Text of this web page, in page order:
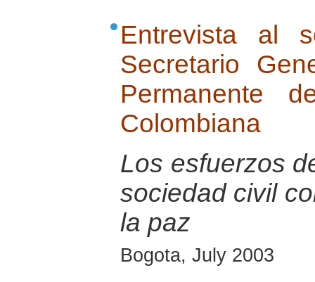
Entrevista al
Secretario
Permanente
Colombiana
Los esfuerzos
sociedad civil
la paz
Bogota, July 2003